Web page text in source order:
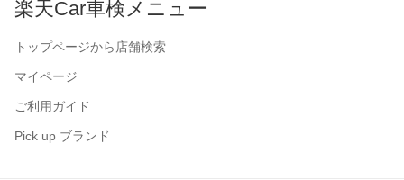
楽天Car車検メニュー
トップページから店舗検索
マイページ
ご利用ガイド
Pick up ブランド